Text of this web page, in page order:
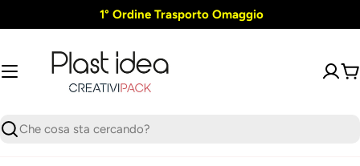
al
1° Ordine Trasporto Omaggio
Ricerca